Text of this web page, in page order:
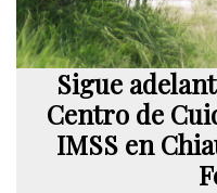
Sigue
Centro de
IMSS en